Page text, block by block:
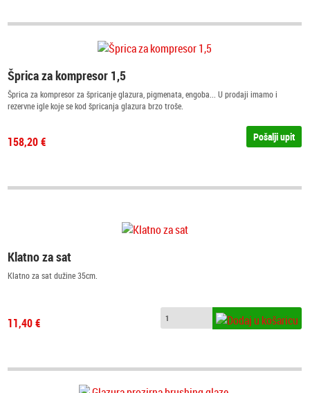
Šprica za kompresor 1,5
Šprica za kompresor za špricanje glazura, pigmenata, engoba... U prodaji imamo i
rezervne igle koje se kod špricanja glazura brzo troše.
158,20 € Pošalji upit
Klatno za sat
Klatno za sat dužine 35cm.
11,40 €